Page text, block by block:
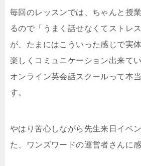
毎回のレッスンでは、ちゃんと授
るので「うまく話せなくてストレ
が、たまにはこういった感じで実
楽しくコミュニケーション出来て
オンライン英会話スクールって本
す。
やはり苦心しながら先生来日イベ
た、ワンズワードの運営者さんに感